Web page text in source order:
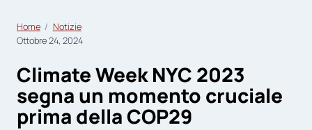
Home
Notizie
Ottobre 24, 2024
Climate Week NYC 2023
segna un momento cruciale
prima della COP29